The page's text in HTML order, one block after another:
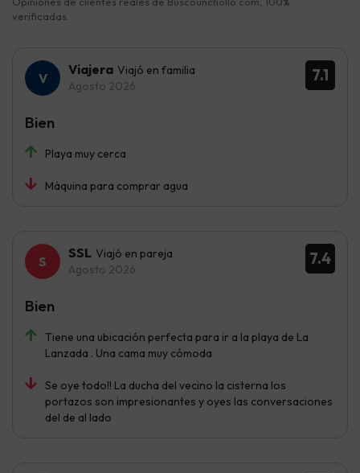
verificadas.
7.1
Viajera Viajó en familia
Agosto 2026
Playa muy cerca
Máquina para comprar agua
Bien
7.4
SSL Viajó en pareja
Agosto 2026
Tiene una ubicación perfecta para ir a la playa de La
Lanzada . Una cama muy cómoda
Se oye todo!! La ducha del vecino la cisterna los
portazos son impresionantes y oyes las conversaciones
del de al lado
Bien